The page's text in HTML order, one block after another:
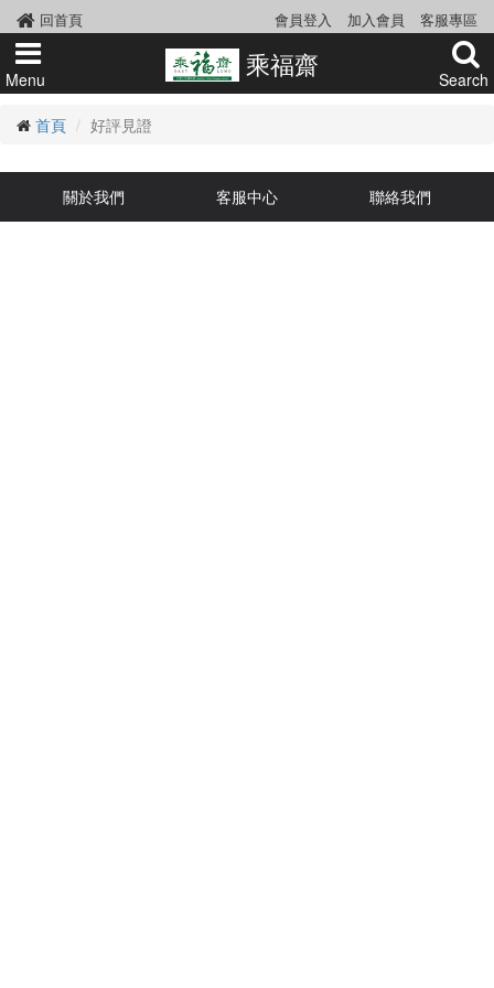
回首頁 會員登入 加入會員 客服專區
Menu 乘福齋 Search
首頁 好評見證
關於我們 客服中心 聯絡我們